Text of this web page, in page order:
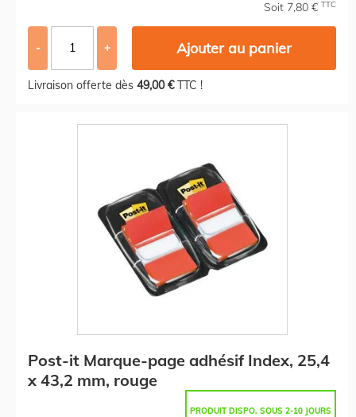
Soit 7,80 € TTC
- + Ajouter au panier
Livraison offerte dès 49,00 €TTC !
Post-it Marque-page adhésif Index, 25,4
x 43,2 mm, rouge
PRODUIT DISPO. SOUS 2-10 JOURS